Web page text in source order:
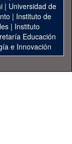
| Universidad de
| Instituto de
| Instituto
Educación
e Innovación